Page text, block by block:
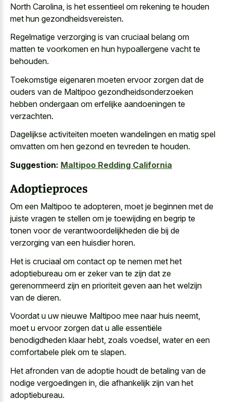
North Carolina, is het essentieel om rekening te houden
met hun gezondheidsvereisten.
Regelmatige verzorging is van cruciaal belang om
matten te voorkomen en hun hypoallergene vacht te
behouden.
Toekomstige eigenaren moeten ervoor zorgen dat de
ouders van de Maltipoo gezondheidsonderzoeken
hebben ondergaan om erfelijke aandoeningen te
verzachten.
Dagelijkse activiteiten moeten wandelingen en matig spel
omvatten om hen gezond en tevreden te houden.
Suggestion: Maltipoo Redding California
Adoptieproces
Om een Maltipoo te adopteren, moet je beginnen met de
juiste vragen te stellen om je toewijding en begrip te
tonen voor de verantwoordelijkheden die bij de
verzorging van een huisdier horen.
Het is cruciaal om contact op te nemen met het
adoptiebureau om er zeker van te zijn dat ze
gerenommeerd zijn en prioriteit geven aan het welzijn
van de dieren.
Voordat u uw nieuwe Maltipoo mee naar huis neemt,
moet u ervoor zorgen dat u alle essentiële
benodigdheden klaar hebt, zoals voedsel, water en een
comfortabele plek om te slapen.
Het afronden van de adoptie houdt de betaling van de
nodige vergoedingen in, die afhankelijk zijn van het
adoptiebureau.